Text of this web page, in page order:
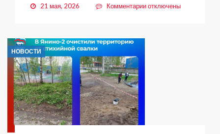
21 мая, 2026 Комментариикотключены
НОВОСТИ